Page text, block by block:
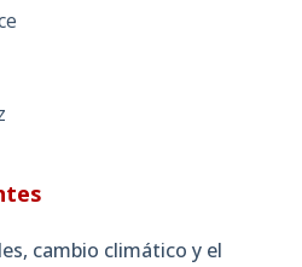
cambio climático y el